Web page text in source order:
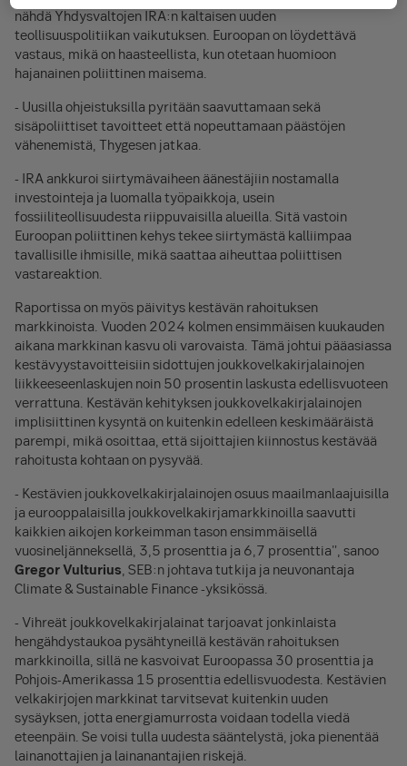
nähdä Yhdysvaltojen IRA:n kaltaisen uuden
teollisuuspolitiikan vaikutuksen. Euroopan on löydettävä
vastaus, mikä on haasteellista, kun otetaan huomioon
hajanainen poliittinen maisema.
- Uusilla ohjeistuksilla pyritään saavuttamaan sekä
sisäpoliittiset tavoitteet että nopeuttamaan päästöjen
vähenemistä, Thygesen jatkaa.
- IRA ankkuroi siirtymävaiheen äänestäjiin nostamalla
investointeja ja luomalla työpaikkoja, usein
fossiiliteollisuudesta riippuvaisilla alueilla. Sitä vastoin
Euroopan poliittinen kehys tekee siirtymästä kalliimpaa
tavallisille ihmisille, mikä saattaa aiheuttaa poliittisen
vastareaktion.
Raportissa on myös päivitys kestävän rahoituksen
markkinoista. Vuoden 2024 kolmen ensimmäisen kuukauden
aikana markkinan kasvu oli varovaista. Tämä johtui pääasiassa
kestävyystavoitteisiin sidottujen joukkovelkakirjalainojen
liikkeeseenlaskujen noin 50 prosentin laskusta edellisvuoteen
verrattuna. Kestävän kehityksen joukkovelkakirjalainojen
implisiittinen kysyntä on kuitenkin edelleen keskimääräistä
parempi, mikä osoittaa, että sijoittajien kiinnostus kestävää
rahoitusta kohtaan on pysyvää.
- Kestävien joukkovelkakirjalainojen osuus maailmanlaajuisilla
ja eurooppalaisilla joukkovelkakirjamarkkinoilla saavutti
kaikkien aikojen korkeimman tason ensimmäisellä
vuosineljänneksellä, 3,5 prosenttia ja 6,7 prosenttia", sanoo
Gregor Vulturius, SEB:n johtava tutkija ja neuvonantaja
Climate & Sustainable Finance -yksikössä.
- Vihreät joukkovelkakirjalainat tarjoavat jonkinlaista
hengähdystaukoa pysähtyneillä kestävän rahoituksen
markkinoilla, sillä ne kasvoivat Euroopassa 30 prosenttia ja
Pohjois-Amerikassa 15 prosenttia edellisvuodesta. Kestävien
velkakirjojen markkinat tarvitsevat kuitenkin uuden
sysäyksen, jotta energiamurrosta voidaan todella viedä
eteenpäin. Se voisi tulla uudesta sääntelystä, joka pienentää
lainanottajien ja lainanantajien riskejä.